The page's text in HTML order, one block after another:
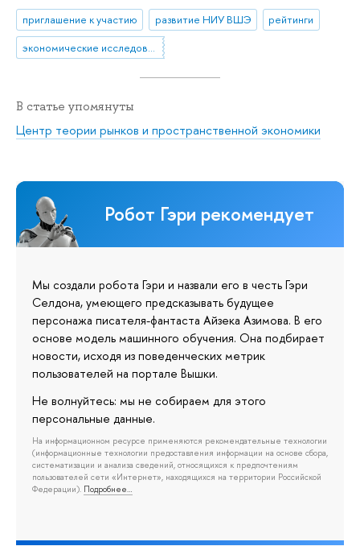
приглашение к участию развитие НИУ ВШЭ
рейтинги
экономические исследования
В статье упомянуты
Центр теории рынков и пространственной экономики
Робот Гэри рекомендует
Мы создали робота Гэри и назвали его в честь Гэри
Селдона, умеющего предсказывать будущее
персонажа писателя-фантаста Айзека Азимова. В его
основе модель машинного обучения. Она подбирает
новости, исходя из поведенческих метрик
пользователей на портале Вышки.
Не волнуйтесь: мы не собираем для этого
персональные данные.
На информационном ресурсе применяются рекомендательные технологии
(информационные технологии предоставления информации на основе сбора,
систематизации и анализа сведений, относящихся к предпочтениям
пользователей сети «Интернет», находящихся на территории Российской
Федерации). Подробнее…